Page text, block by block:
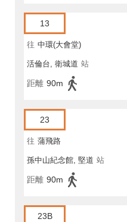
13
往 中環(大會堂)
活倫台, 衛城道 站
距離 90m
23
往 蒲飛路
孫中山紀念館, 堅道 站
距離 90m
23B